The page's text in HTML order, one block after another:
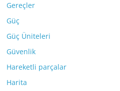
Gereçler
Güç
Güç Üniteleri
Güvenlik
Hareketli parçalar
Harita